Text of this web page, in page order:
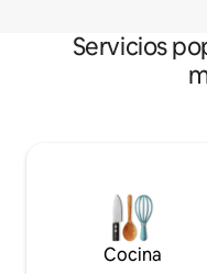
Servicios
Cocina